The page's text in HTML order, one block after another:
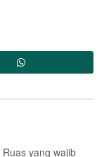
Ruas yang wajib